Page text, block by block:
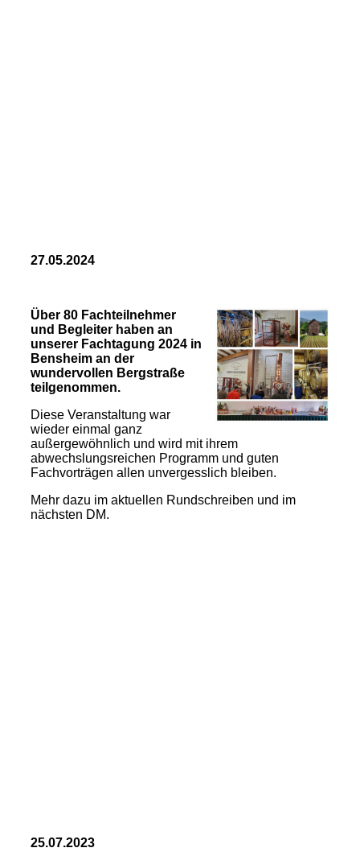
27.05.2024
Über 80 Fachteilnehmer
und Begleiter haben an
unserer Fachtagung 2024 in
Bensheim an der
wundervollen Bergstraße
teilgenommen.
Diese Veranstaltung war
wieder einmal ganz
außergewöhnlich und wird mit ihrem
abwechslungsreichen Programm und guten
Fachvorträgen allen unvergesslich bleiben.
Mehr dazu im aktuellen Rundschreiben und im
nächsten DM.
25.07.2023